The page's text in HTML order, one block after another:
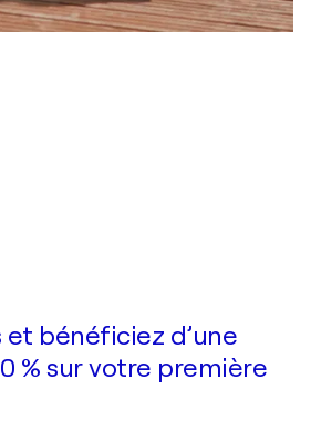
bénéficiez d’une
% sur votre première